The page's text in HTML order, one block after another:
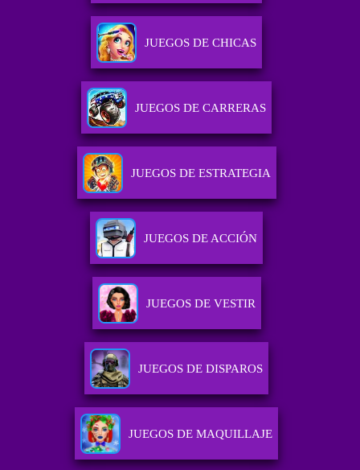
JUEGOS DE CHICAS
JUEGOS DE CARRERAS
JUEGOS DE ESTRATEGIA
JUEGOS DE ACCIÓN
JUEGOS DE VESTIR
JUEGOS DE DISPAROS
JUEGOS DE MAQUILLAJE